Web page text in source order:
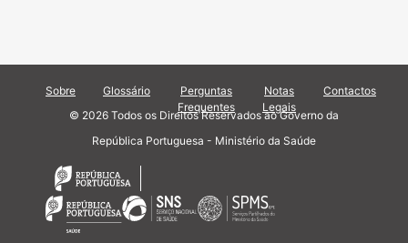
Sobre Glossário
Perguntas
Frequentes
Notas
Legais
Contactos
© 2026 Todos os Direitos Reservados ao Governo da
República Portuguesa - Ministério da Saúde